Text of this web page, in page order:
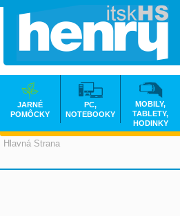
Hlavná Strana
JARNÉ
POMÔCKY
PC,
NOTEBOOKY
MOBILY,
TABLETY,
HODINKY